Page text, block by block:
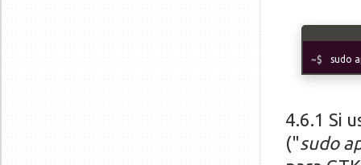
sudo
4.6.1 Si
("sudo